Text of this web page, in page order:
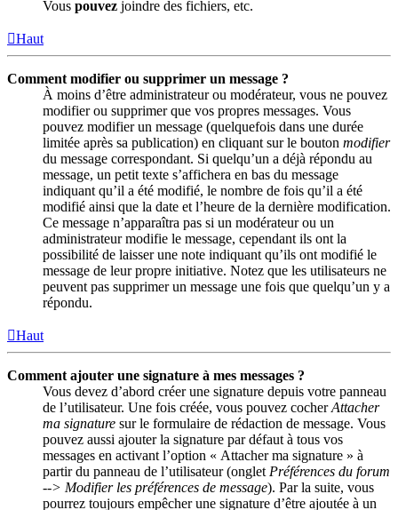
Vous pouvez joindre des fichiers, etc.
Haut
Comment modifier ou supprimer un message ?
À moins d’être administrateur ou modérateur, vous ne pouvez
modifier ou supprimer que vos propres messages. Vous
pouvez modifier un message (quelquefois dans une durée
limitée après sa publication) en cliquant sur le bouton modifier
du message correspondant. Si quelqu’un a déjà répondu au
message, un petit texte s’affichera en bas du message
indiquant qu’il a été modifié, le nombre de fois qu’il a été
modifié ainsi que la date et l’heure de la dernière modification.
Ce message n’apparaîtra pas si un modérateur ou un
administrateur modifie le message, cependant ils ont la
possibilité de laisser une note indiquant qu’ils ont modifié le
message de leur propre initiative. Notez que les utilisateurs ne
peuvent pas supprimer un message une fois que quelqu’un y a
répondu.
Haut
Comment ajouter une signature à mes messages ?
Vous devez d’abord créer une signature depuis votre panneau
de l’utilisateur. Une fois créée, vous pouvez cocherAttacher
ma signature sur le formulaire de rédaction de message. Vous
pouvez aussi ajouter la signature par défaut à tous vos
messages en activant l’option « Attacher ma signature » à
partir du panneau de l’utilisateur (onglet Préférences du forum
--> Modifier les préférences de message). Par la suite, vous
pourrez toujours empêcher une signature d’être ajoutée à un